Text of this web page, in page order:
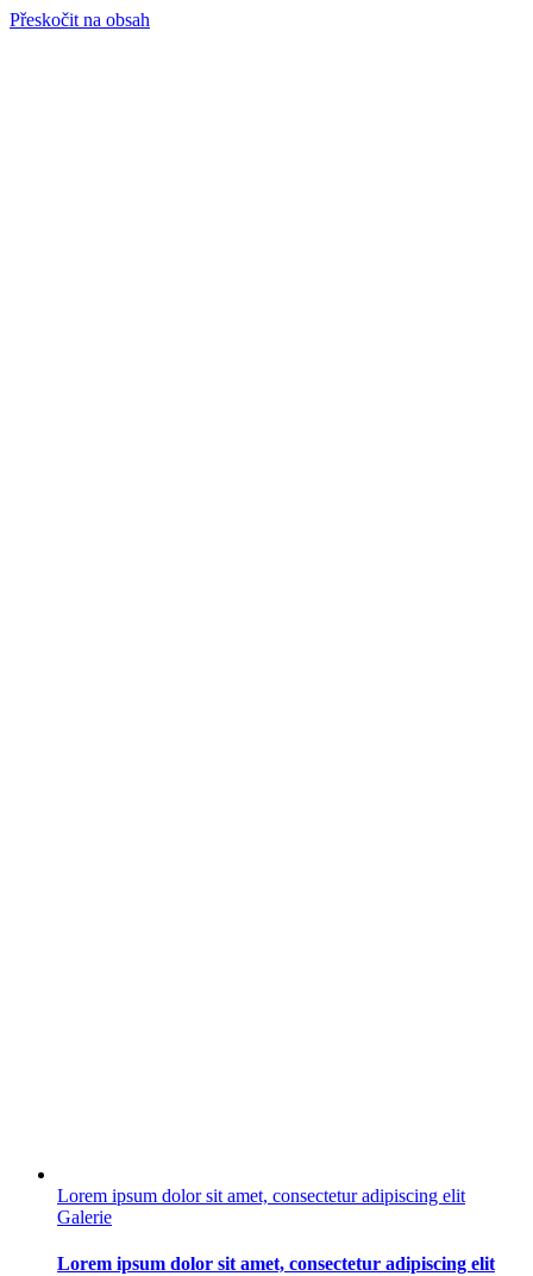
Přeskočit na obsah
Lorem ipsum dolor sit amet, consectetur adipiscing elit
Galerie
Lorem ipsum dolor sit amet, consectetur adipiscing elit